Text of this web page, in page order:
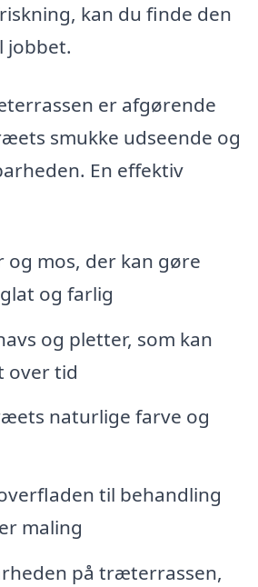
kan du finde den
jobbet.
er afgørende
smukke udseende og
En effektiv
og mos, der kan gøre
og farlig
og pletter, som kan
over tid
naturlige farve og
til behandling
maling
på træterrassen,